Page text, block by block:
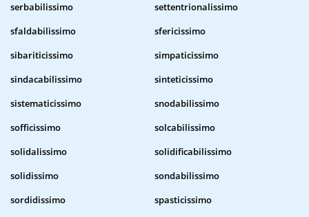
serbabilissimo
settentrionalissimo
sfaldabilissimo
sfericissimo
sibariticissimo
simpaticissimo
sindacabilissimo
sinteticissimo
sistematicissimo
snodabilissimo
sofficissimo
solcabilissimo
solidalissimo
solidificabilissimo
solidissimo
sondabilissimo
sordidissimo
spasticissimo